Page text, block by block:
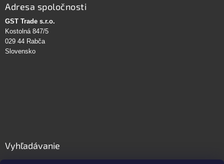
Adresa spoločnosti
GST Trade s.r.o.
Kostolná 847/5
029 44 Rabča
Slovensko
Vyhľadávanie